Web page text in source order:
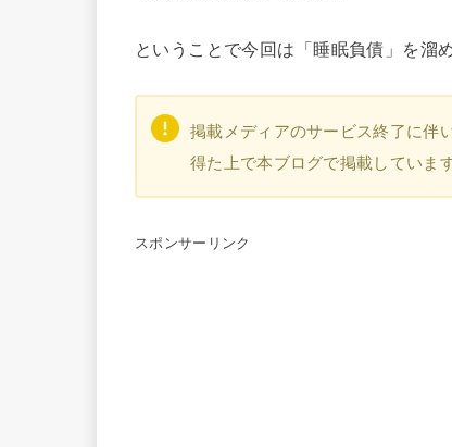
ということで今回は「睡眠負債」を溜
掲載メディアのサービス終了に伴
得た上で本ブログで掲載しています
スポンサーリンク